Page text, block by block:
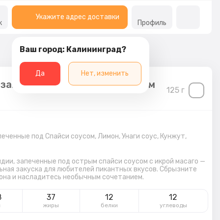
Укажите адрес доставки
Ваш город: Калининград?
Да Нет, изменить
Профиль
под спайси соусом
125 г
под Спайси соусом,Лимон,Унаги соус, Кунжут,
запеченные под острым спайси соусом с икрой масаго —
закуска для любителей пикантных вкусов. Сбрызните
и насладитесь необычным сочетанием.
37
жиры
12
белки
12
углеводы